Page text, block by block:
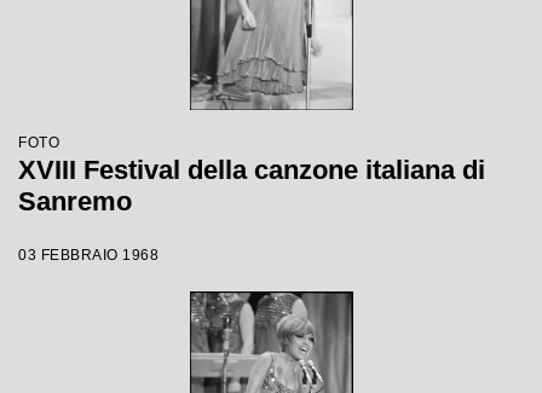
FOTO
XVIII Festival della canzone italiana di
Sanremo
03 FEBBRAIO 1968